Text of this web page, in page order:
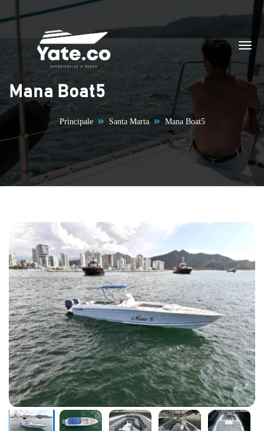
Vai al contenuto
Mana Boat5
Principale Santa Marta Mana Boat5